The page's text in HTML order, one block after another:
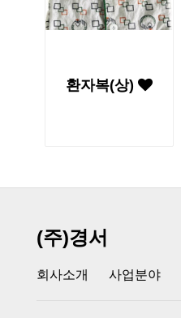
환자복(상)
(주)경서
회사소개 사업분야